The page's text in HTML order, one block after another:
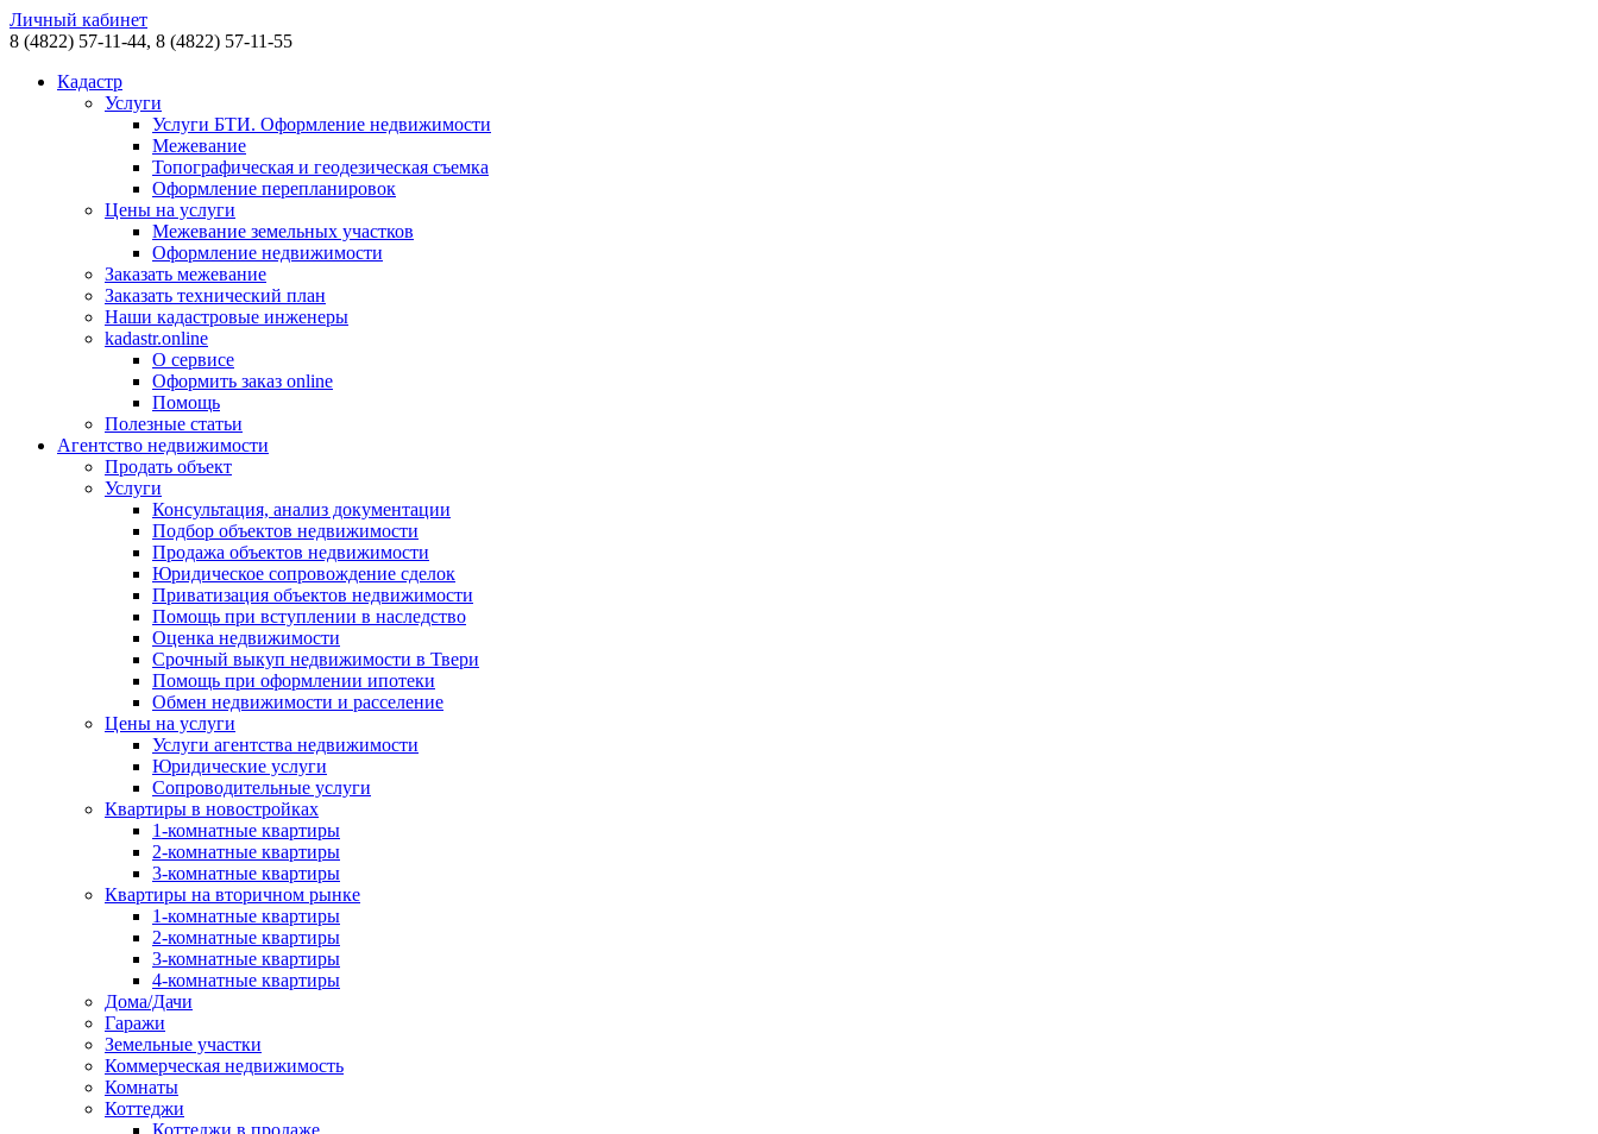
Личный кабинет
8 (4822) 57-11-44, 8 (4822) 57-11-55
Кадастр
Услуги
Услуги БТИ. Оформление недвижимости
Межевание
Топографическая и геодезическая съемка
Оформление перепланировок
Цены на услуги
Межевание земельных участков
Оформление недвижимости
Заказать межевание
Заказать технический план
Наши кадастровые инженеры
kadastr.online
О сервисе
Оформить заказ online
Помощь
Полезные статьи
Агентство недвижимости
Продать объект
Услуги
Консультация, анализ документации
Подбор объектов недвижимости
Продажа объектов недвижимости
Юридическое сопровождение сделок
Приватизация объектов недвижимости
Помощь при вступлении в наследство
Оценка недвижимости
Срочный выкуп недвижимости в Твери
Помощь при оформлении ипотеки
Обмен недвижимости и расселение
Цены на услуги
Услуги агентства недвижимости
Юридические услуги
Сопроводительные услуги
Квартиры в новостройках
1-комнатные квартиры
2-комнатные квартиры
3-комнатные квартиры
Квартиры на вторичном рынке
1-комнатные квартиры
2-комнатные квартиры
3-комнатные квартиры
4-комнатные квартиры
Дома/Дачи
Гаражи
Земельные участки
Коммерческая недвижимость
Комнаты
Коттеджи
Коттеджи в продаже